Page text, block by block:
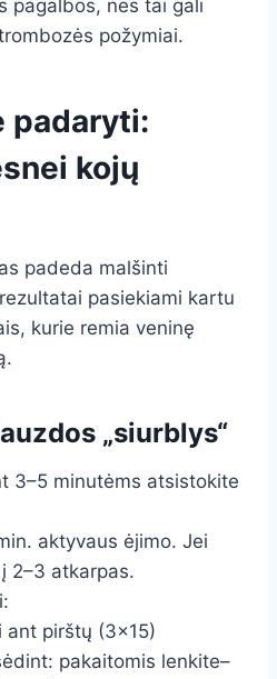
pagalbos, nes tai gali
požymiai.
padaryti:
kojų
padeda malšinti
pasiekiami kartu
kurie remia veninę
„siurblys“
3–5 minutėms atsistokite
aktyvaus ėjimo. Jei
2–3 atkarpas.
ant pirštų (3×15)
pakaitomis lenkite–